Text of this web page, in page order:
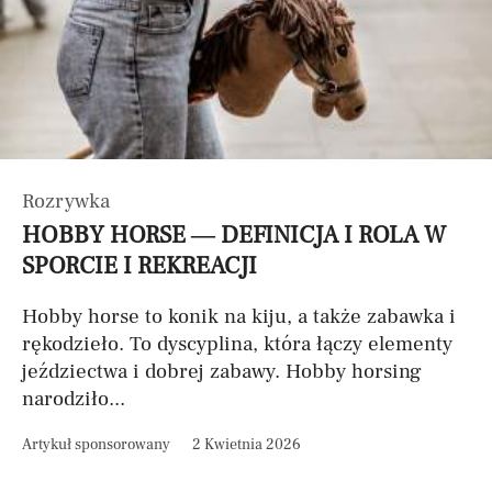
Rozrywka
HOBBY HORSE — DEFINICJA I ROLA W
SPORCIE I REKREACJI
Hobby horse to konik na kiju, a także zabawka i
rękodzieło. To dyscyplina, która łączy elementy
jeździectwa i dobrej zabawy. Hobby horsing
narodziło...
Artykuł sponsorowany 2 Kwietnia 2026